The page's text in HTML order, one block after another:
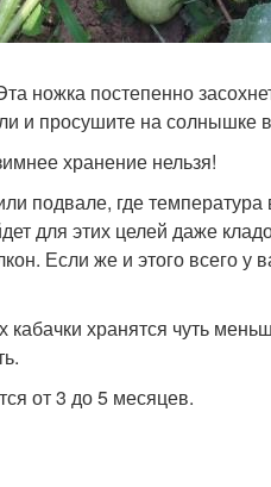
ножка постепенно
и просушите на солнышке
хранение нельзя!
подвале, где
для этих целей даже
Если же и этого всего у
хранятся чуть
от 3 до 5 месяцев.